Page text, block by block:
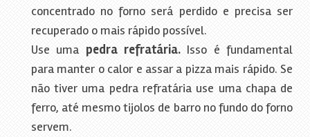
concentrado no forno será perdido e precisa ser
recuperado o mais rápido possível.
Use uma pedra refratária.Isso é fundamental
para manter o calor e assar a pizza mais rápido. Se
não tiver uma pedra refratária use uma chapa de
ferro, até mesmo tijolos de barro no fundo do forno
servem.